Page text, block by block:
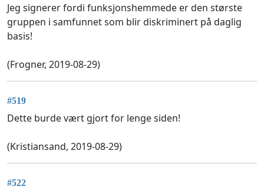
Jeg signerer fordi funksjonshemmede er den største
gruppen i samfunnet som blir diskriminert på daglig
basis!
(Frogner, 2019-08-29)
#519
Dette burde vært gjort for lenge siden!
(Kristiansand, 2019-08-29)
#522